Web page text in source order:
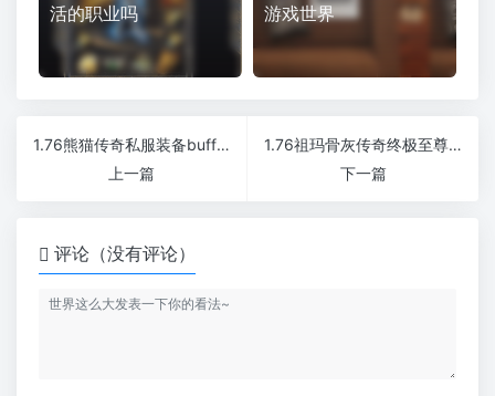
活的职业吗
游戏世界
1.76熊猫传奇私服装备buff人生篇章
上一篇
1.76祖玛骨灰传奇终极至尊会员
下一篇
评论（没有评论）